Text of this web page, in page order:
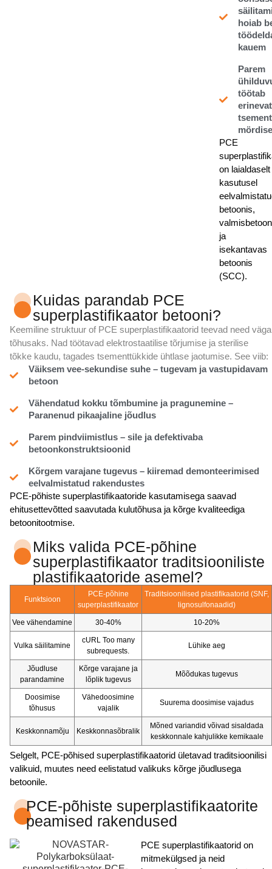
hoiab
kauem
Parem
töötab
PCE
on laialdaselt
kasutusel
betoonis,
ja
isekantavas
betoonis
(SCC).
Kuidas parandab PCE
superplastifikaator betooni?
Keemiline struktuur of PCE superplastifikaatorid teevad need väga
tõhusaks. Nad töötavad elektrostaatilise tõrjumise ja sterilise
tõkke kaudu, tagades tsementtükkide ühtlase jaotumise. See viib:
Väiksem vee-sekundise suhe – tugevam ja vastupidavam
betoon
Vähendatud kokku tõmbumine ja pragunemine –
Paranenud pikaajaline jõudlus
Parem pindviimistlus – sile ja defektivaba
betoonkonstruktsioonid
Kõrgem varajane tugevus – kiiremad demonteerimised
eelvalmistatud rakendustes
PCE-põhiste superplastifikaatoride kasutamisega saavad
ehitusettevõtted saavutada kulutõhusa ja kõrge kvaliteediga
betoonitootmise.
Miks valida PCE-põhine
superplastifikaator traditsiooniliste
plastifikaatoride asemel?
Funktsioon
PCE-põhine
superplastifikaator
Traditsioonilised plastifikaatorid (SNF,
lignosulfonaadid)
Vee vähendamine 30-40% 10-20%
Vulka säilitamine
cURL Too many
subrequests.
Lühike aeg
Jõudluse
parandamine
Kõrge varajane ja
lõplik tugevus
Mõõdukas tugevus
Doosimise
tõhusus
Vähedoosimine
vajalik
Suurema doosimise vajadus
Keskkonnamõju Keskkonnasõbralik
Mõned variandid võivad sisaldada
keskkonnale kahjulikke kemikaale
Selgelt, PCE-põhised superplastifikaatorid ületavad traditsioonilisi
valikuid, muutes need eelistatud valikuks kõrge jõudlusega
betoonile.
PCE-põhiste superplastifikaatorite
peamised rakendused
PCE superplastifikaatorid on
mitmekülgsed ja neid